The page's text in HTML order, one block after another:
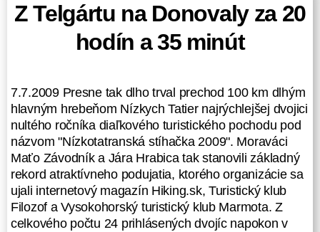
predpísanú trať z Telgártu cez
Čertovicu až na Donovaly 6 párov -
teda presná štvrtina.
pochod hlavným hrebeňom Nízkych
Tatier v súťažnej podobe skrsla v
hlave Rada z TK Filozof ešte
niekedy koncom minulého roka.
Oslovil Ľuba z Hikingu a Bendža z
Marmoty, slovo dalo slovo a v
sobotu 4. júla 2009 o 9:00 hod. stálo
v Telgárte na štarte nultého (tak
trochu skúšobného) ročníka 24
Z Telgártu na Donovaly za 20
hodín a 35 minút
7.7.2009 Presne tak dlho trval prechod 100 km dlhým
hlavným hrebeňom Nízkych Tatier najrýchlejšej dvojici
nultého ročníka diaľkového turistického pochodu pod
názvom "Nízkotatranská stíhačka 2009". Moraváci
Maťo Závodník a Jára Hrabica tak stanovili základný
rekord atraktívneho podujatia, ktorého organizácie sa
ujali internetový magazín Hiking.sk, Turistický klub
Filozof a Vysokohorský turistický klub Marmota. Z
celkového počtu 24 prihlásených dvojíc napokon v